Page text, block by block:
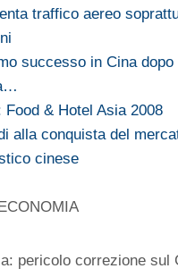
traffico aereo
successo in Cina dopo
Food & Hotel Asia 2008
alla conquista del
cinese
pericolo correzione sul